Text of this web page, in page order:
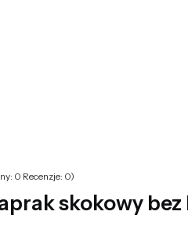
w koszyku: 0. Zobacz szczegóły
0 Recenzje: 0)
skokowy